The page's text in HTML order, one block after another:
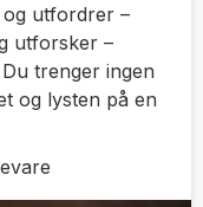
utfordrer –
utforsker –
trenger ingen
og lysten på en